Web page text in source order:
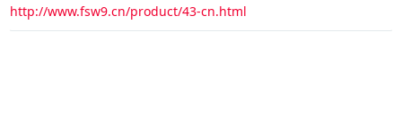
http://www.fsw9.cn/product/43-cn.html